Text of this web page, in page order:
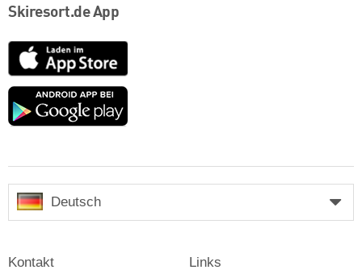
Skiresort.de App
App
Store
Google
Deutsch
Kontakt Links